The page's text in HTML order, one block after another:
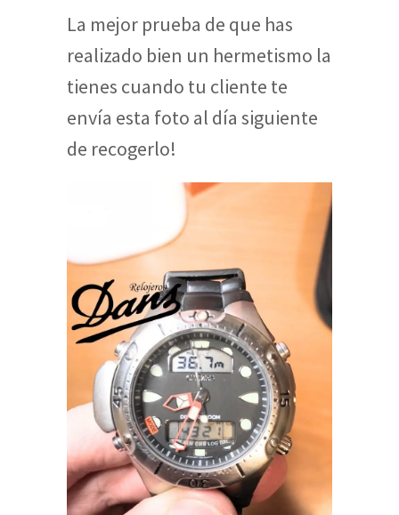
La mejor prueba de que has
realizado bien un hermetismo la
tienes cuando tu cliente te
envía esta foto al día siguiente
de recogerlo!